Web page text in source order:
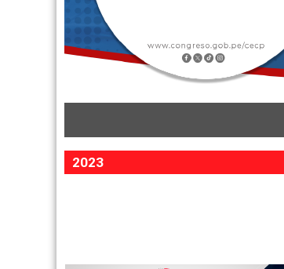
2023